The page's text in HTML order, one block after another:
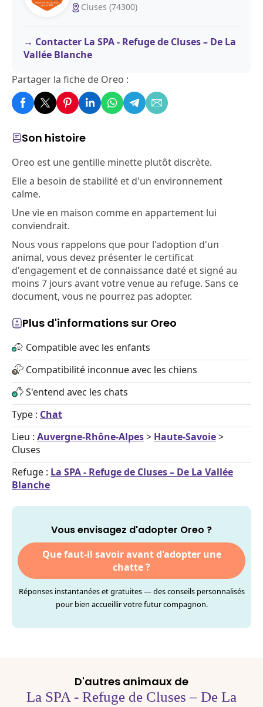
Son histoire
Oreo est une gentille minette plutôt discrète.
Elle a besoin de stabilité et d'un environnement
calme.
Une vie en maison comme en appartement lui
conviendrait.
Nous vous rappelons que pour l'adoption d'un
animal, vous devez présenter le certificat
d'engagement et de connaissance daté et signé au
moins 7 jours avant votre venue au refuge. Sans ce
document, vous ne pourrez pas adopter.
Plus d'informations sur Oreo
Compatible avec les enfants
Compatibilité inconnue avec les chiens
S'entend avec les chats
Type : Chat
Lieu : Auvergne-Rhône-Alpes> Haute-Savoie>
Cluses
Refuge : La SPA - Refuge de Cluses – De La Vallée
Blanche
Vous envisagez d'adopter Oreo ?
Que faut-il savoir avant d'adopter une
chatte ?
Réponses instantanées et gratuites — des conseils personnalisés
pour bien accueillir votre futur compagnon.
Cluses (74300)
Contacter La SPA - Refuge de Cluses – De La
Vallée Blanche
Partager la fiche de Oreo :
D'autres animaux de
La SPA - Refuge de Cluses – De La